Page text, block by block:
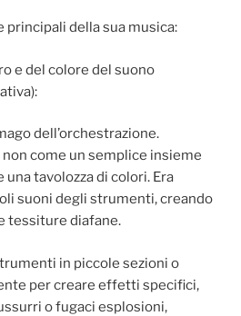
principali della sua musica:
e del colore del suono
dell’orchestrazione.
non come un semplice insieme
tavolozza di colori. Era
suoni degli strumenti, creando
tessiture diafane.
in piccole sezioni o
per creare effetti specifici,
o fugaci esplosioni,